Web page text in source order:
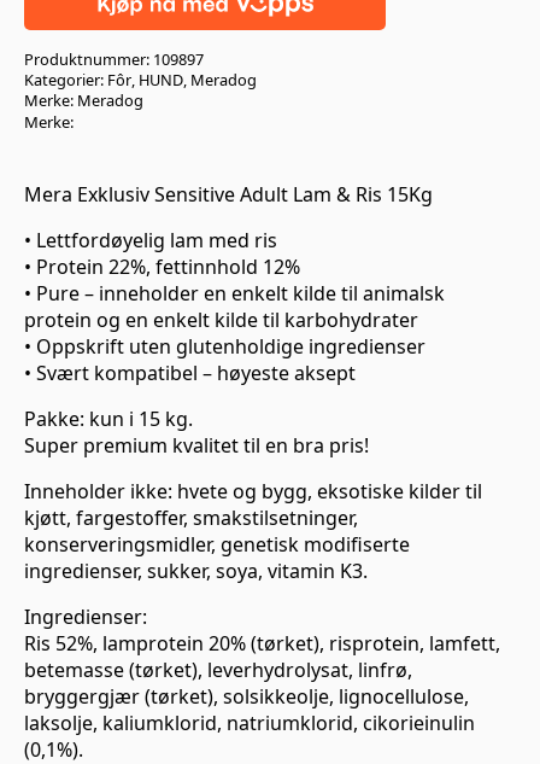
&
15Kg
antall
Produktnummer: 109897
Kategorier: Fôr, HUND, Meradog
Merke: Meradog
Merke:
Mera Exklusiv Sensitive Adult Lam & Ris 15Kg
• Lettfordøyelig lam med ris
• Protein 22%, fettinnhold 12%
• Pure – inneholder en enkelt kilde til animalsk
protein og en enkelt kilde til karbohydrater
• Oppskrift uten glutenholdige ingredienser
• Svært kompatibel – høyeste aksept
Pakke: kun i 15 kg.
Super premium kvalitet til en bra pris!
Inneholder ikke: hvete og bygg, eksotiske kilder til
kjøtt, fargestoffer, smakstilsetninger,
konserveringsmidler, genetisk modifiserte
ingredienser, sukker, soya, vitamin K3.
Ingredienser:
Ris 52%, lamprotein 20% (tørket), risprotein, lamfett,
betemasse (tørket), leverhydrolysat, linfrø,
bryggergjær (tørket), solsikkeolje, lignocellulose,
laksolje, kaliumklorid, natriumklorid, cikorieinulin
(0,1%).